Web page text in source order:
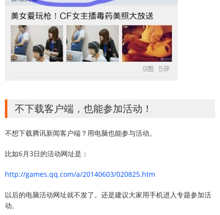
不下载客户端，也能参加活动！
不想下载腾讯新闻客户端？用电脑也能参与活动。
比如6月3日的活动网址是：
http://games.qq.com/a/20140603/020825.htm
以后的电脑活动网址就不发了。还是建议大家用手机进入专题参加活
动。